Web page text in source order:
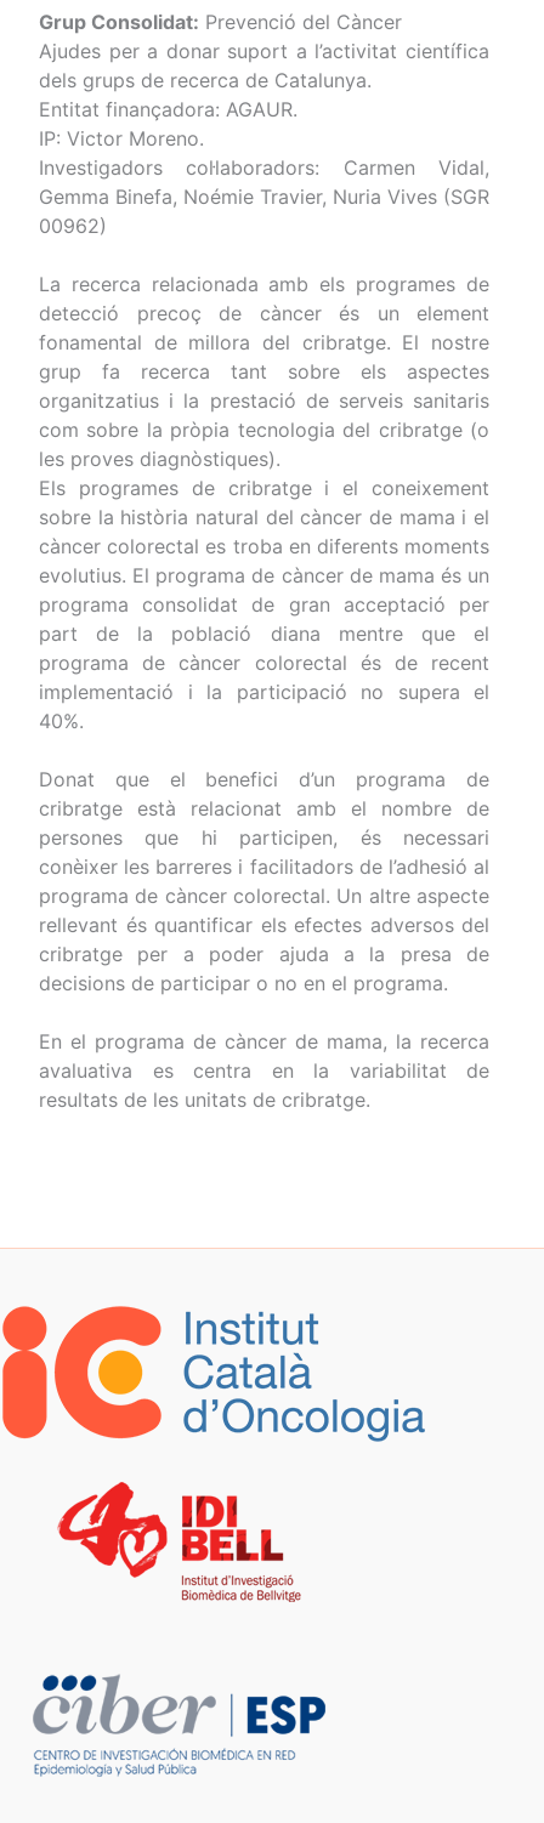
Grup Consolidat: Prevenció del Càncer
Ajudes per a donar suport a l’activitat científica
dels grups de recerca de Catalunya.
Entitat finançadora: AGAUR.
IP: Victor Moreno.
Investigadors col·laboradors: Carmen Vidal,
Gemma Binefa, Noémie Travier, Nuria Vives (SGR
00962)
La recerca relacionada amb els programes de
detecció precoç de càncer és un element
fonamental de millora del cribratge. El nostre
grup fa recerca tant sobre els aspectes
organitzatius i la prestació de serveis sanitaris
com sobre la pròpia tecnologia del cribratge (o
les proves diagnòstiques).
Els programes de cribratge i el coneixement
sobre la història natural del càncer de mama i el
càncer colorectal es troba en diferents moments
evolutius. El programa de càncer de mama és un
programa consolidat de gran acceptació per
part de la població diana mentre que el
programa de càncer colorectal és de recent
implementació i la participació no supera el
40%.
Donat que el benefici d’un programa de
cribratge està relacionat amb el nombre de
persones que hi participen, és necessari
conèixer les barreres i facilitadors de l’adhesió al
programa de càncer colorectal. Un altre aspecte
rellevant és quantificar els efectes adversos del
cribratge per a poder ajuda a la presa de
decisions de participar o no en el programa.
En el programa de càncer de mama, la recerca
avaluativa es centra en la variabilitat de
resultats de les unitats de cribratge.